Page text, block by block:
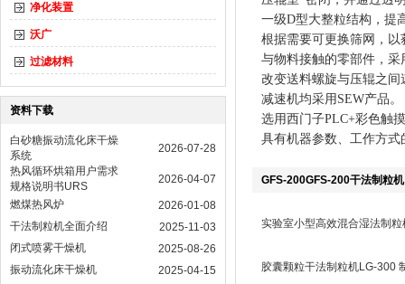
净化装置
沃广
过滤材料
资料下载
白砂糖振动流化床干燥
系统
2026-07-28
热风循环烘箱用户需求
规格说明书URS
2026-04-07
燃煤热风炉
2026-01-08
干法制粒机全面介绍
2025-11-03
闭式喷雾干燥机
2025-08-26
振动流化床干燥机
2025-04-15
一级D型大整粒结构，提
根据需要可更换筛网，
与物料接触的零部件，
改变送料螺旋与压辊之
减速机均采用SEW产品。
选用西门子PLC+彩色触
具有机器参数、工作方
GFS-200GFS-200干法制粒
实验室小型高效混合湿法制
胶囊颗粒干法制粒机LG-300